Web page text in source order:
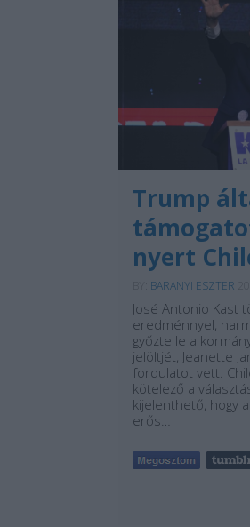
Trump
nyert
BARANYI ESZTER
José Antonio Kast
eredménnyel,
győzte le a
jelöltjét, Jeanette
fordulatot vett.
kötelező a
kijelenthető, hogy
erős…